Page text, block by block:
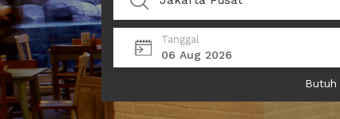
Tanggal
06 Aug 2026
Butuh